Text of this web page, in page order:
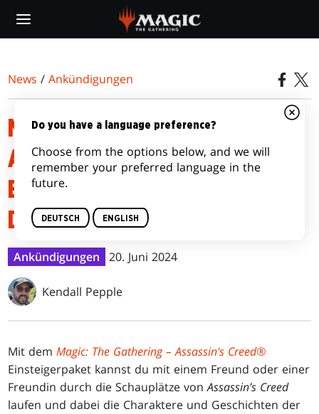
main
News /Ankündigungen
MAGIC: THE GATHERING –
ASSASSIN'S CREED®
EINSTEIGERPAKET-
DECKLISTEN
Ankündigungen 20. Juni 2024
Kendall Pepple
Mit demMagic: The Gathering – Assassin's Creed®
Einsteigerpaket kannst du mit einem Freund oder einer
Freundin durch die Schauplätze vonAssassin’s Creed
laufen und dabei die Charaktere und Geschichten der
Do you have a language preference?
Choose from the options below, and we will
remember your preferred language in the
future.
DEUTSCH ENGLISH